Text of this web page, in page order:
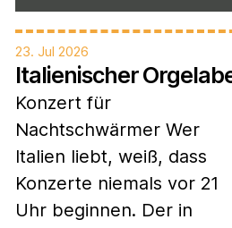
23. Jul 2026
Italienischer
Konzert für
Nachtschwärmer Wer
Italien liebt, weiß, dass
Konzerte niemals vor 21
Uhr beginnen. Der in